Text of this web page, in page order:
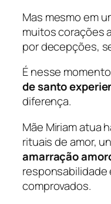
Mas mesmo em
muitos corações
por decepções,
É nesse
de santo
diferença.
Mãe Miriam atua
rituais de amor,
amarração
comprovados.